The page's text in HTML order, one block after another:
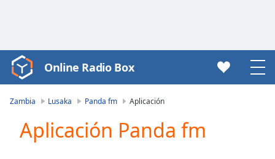
Video
Player
Play
Video
Online Radio Box
Zambia Lusaka Panda fm Aplicación
Aplicación Panda fm